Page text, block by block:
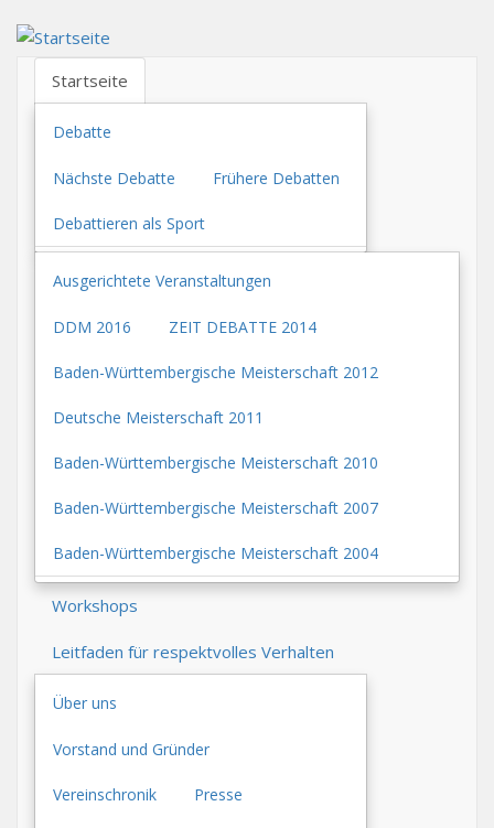
zum
Inhalt
Startseite
Debatte
Nächste Debatte Frühere Debatten
Debattieren als Sport
Ausgerichtete Veranstaltungen
DDM 2016 ZEIT DEBATTE 2014
Baden-Württembergische Meisterschaft 2012
Deutsche Meisterschaft 2011
Baden-Württembergische Meisterschaft 2010
Baden-Württembergische Meisterschaft 2007
Baden-Württembergische Meisterschaft 2004
Workshops
Leitfaden für respektvolles Verhalten
Über uns
Vorstand und Gründer
Vereinschronik Presse